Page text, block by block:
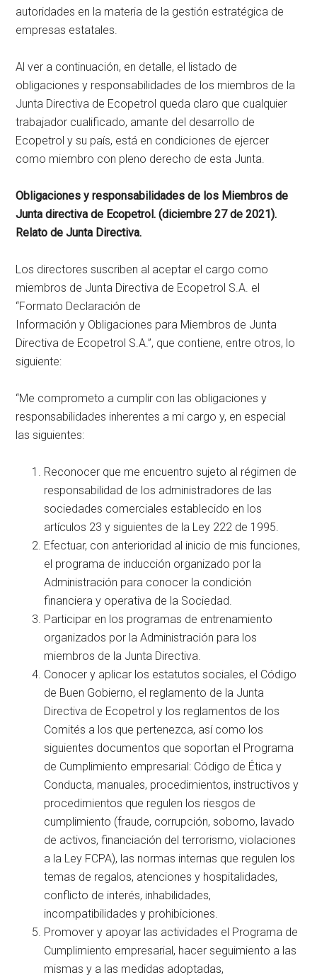
autoridades en la materia de la gestión estratégica de
empresas estatales.
Al ver a continuación, en detalle, el listado de
obligaciones y responsabilidades de los miembros de la
Junta Directiva de Ecopetrol queda claro que cualquier
trabajador cualificado, amante del desarrollo de
Ecopetrol y su país, está en condiciones de ejercer
como miembro con pleno derecho de esta Junta.
Obligaciones y responsabilidades de los Miembros de
Junta directiva de Ecopetrol. (diciembre 27 de 2021).
Relato de Junta Directiva.
Los directores suscriben al aceptar el cargo como
miembros de Junta Directiva de Ecopetrol S.A. el
“Formato Declaración de
Información y Obligaciones para Miembros de Junta
Directiva de Ecopetrol S.A.”, que contiene, entre otros, lo
siguiente:
“Me comprometo a cumplir con las obligaciones y
responsabilidades inherentes a mi cargo y, en especial
las siguientes:
Reconocer que me encuentro sujeto al régimen de
responsabilidad de los administradores de las
sociedades comerciales establecido en los
artículos 23 y siguientes de la Ley 222 de 1995.
Efectuar, con anterioridad al inicio de mis funciones,
el programa de inducción organizado por la
Administración para conocer la condición
financiera y operativa de la Sociedad.
Participar en los programas de entrenamiento
organizados por la Administración para los
miembros de la Junta Directiva.
Conocer y aplicar los estatutos sociales, el Código
de Buen Gobierno, el reglamento de la Junta
Directiva de Ecopetrol y los reglamentos de los
Comités a los que pertenezca, así como los
siguientes documentos que soportan el Programa
de Cumplimiento empresarial: Código de Ética y
Conducta, manuales, procedimientos, instructivos y
procedimientos que regulen los riesgos de
cumplimiento (fraude, corrupción, soborno, lavado
de activos, financiación del terrorismo, violaciones
a la Ley FCPA), las normas internas que regulen los
temas de regalos, atenciones y hospitalidades,
conflicto de interés, inhabilidades,
incompatibilidades y prohibiciones.
Promover y apoyar las actividades el Programa de
Cumplimiento empresarial, hacer seguimiento a las
mismas y a las medidas adoptadas,